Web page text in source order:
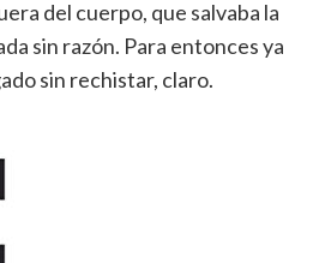
del cuerpo, que salvaba la
sin razón. Para entonces ya
sin rechistar, claro.